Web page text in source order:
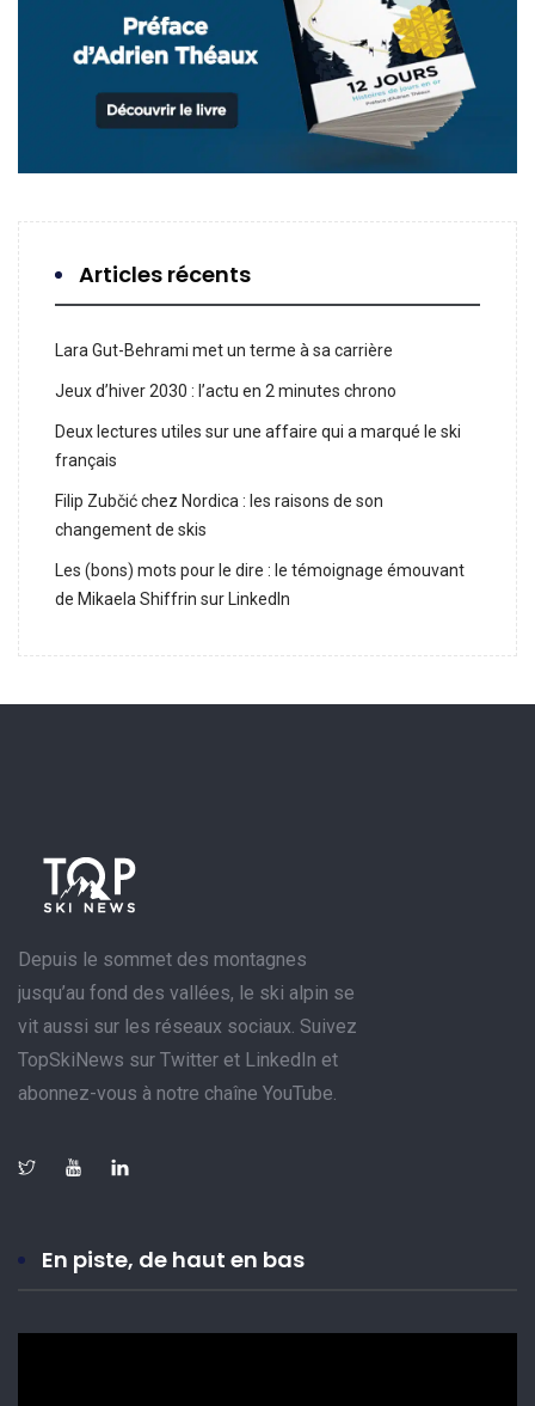
Articles récents
Lara Gut-Behrami met un terme à sa carrière
Jeux d’hiver 2030 : l’actu en 2 minutes chrono
Deux lectures utiles sur une affaire qui a marqué le ski
français
Filip Zubčić chez Nordica : les raisons de son
changement de skis
Les (bons) mots pour le dire : le témoignage émouvant
de Mikaela Shiffrin sur LinkedIn
Depuis le sommet des montagnes
jusqu’au fond des vallées, le ski alpin se
vit aussi sur les réseaux sociaux. Suivez
TopSkiNews sur Twitter et LinkedIn et
abonnez-vous à notre chaîne YouTube.
En piste, de haut en bas